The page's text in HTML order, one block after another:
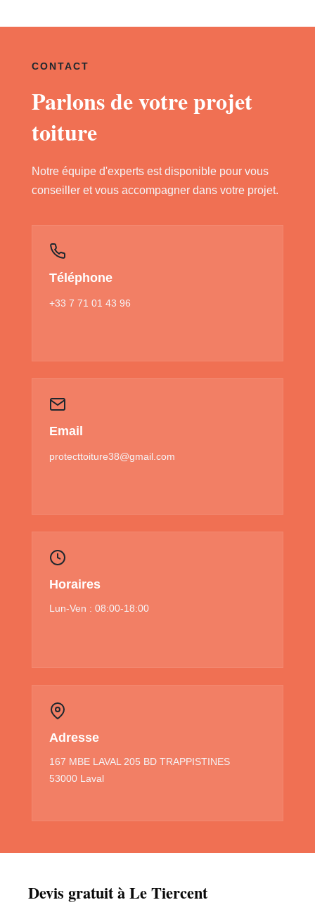
CONTACT
Parlons de votre projet
toiture
Notre équipe d'experts est disponible pour vous
conseiller et vous accompagner dans votre projet.
Téléphone
+33 7 71 01 43 96
Email
protecttoiture38@gmail.com
Horaires
Lun-Ven : 08:00-18:00
Adresse
167 MBE LAVAL 205 BD TRAPPISTINES
53000 Laval
Devis gratuit à Le Tiercent